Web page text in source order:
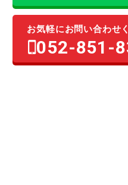
お気軽にお問い合わせ
052-851-